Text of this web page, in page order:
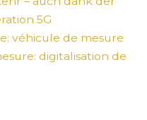
5G
véhicule de mesure
digitalisation de